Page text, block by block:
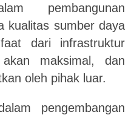
pembangunan
kualitas sumber daya
dari infrastruktur
maksimal, dan
oleh pihak luar.
pengembangan